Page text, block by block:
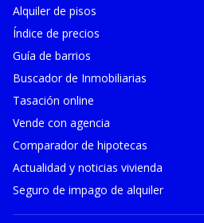
Alquiler de pisos
Índice de precios
Guía de barrios
Buscador de Inmobiliarias
Tasación online
Vende con agencia
Comparador de hipotecas
Actualidad y noticias vivienda
Seguro de impago de alquiler